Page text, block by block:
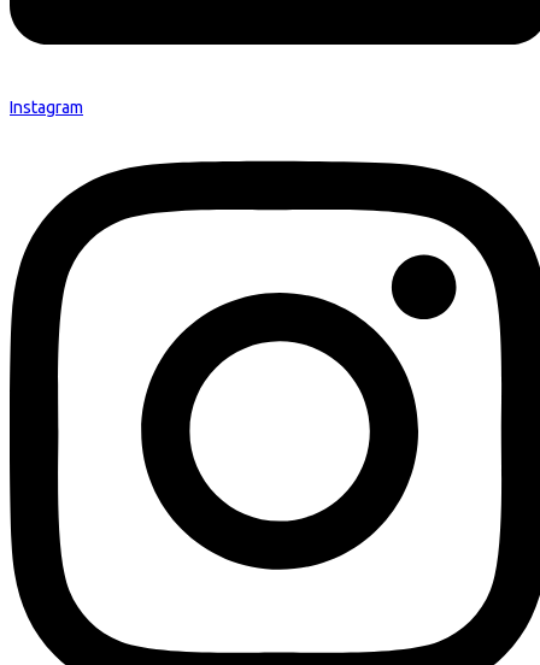
Instagram